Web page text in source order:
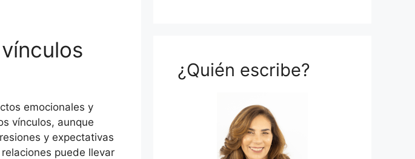
emocionales y
vínculos, aunque
y expectativas
puede llevar
¿Quién escribe?